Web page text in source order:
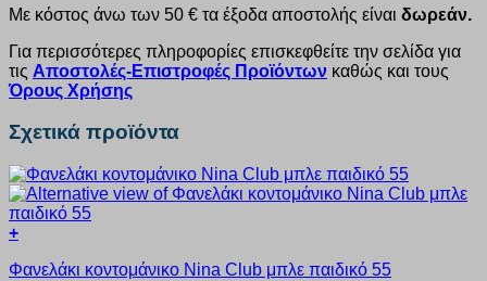
Με κόστος άνω των 50 € τα έξοδα αποστολής είναι δωρεάν.
Για περισσότερες πληροφορίες επισκεφθείτε την σελίδα για
τις Αποστολές-Επιστροφές Προϊόντων καθώς και τους
Όρους Χρήσης
Σχετικά προϊόντα
+
το
Φανελάκι κοντομάνικο Nina Club μπλε παιδικό 55